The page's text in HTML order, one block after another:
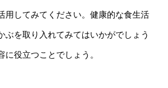
用してみてください。健康的な食生活
ぶを取り入れてみてはいかがでしょう
役立つことでしょう。